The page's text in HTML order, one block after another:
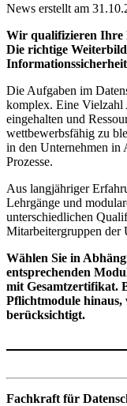
News erstellt am
Wir qualifizieren Ihre
Die richtige
Die Aufgaben im
komplex. Eine Vielzahl
eingehalten und
wettbewerbsfähig zu
in den Unternehmen in
Prozesse.
Aus langjähriger
Lehrgänge und
unterschiedlichen
Mitarbeitergruppen der
Wählen Sie in
entsprechenden
mit Gesamtzertifikat.
Pflichtmodule
berücksichtigt.
Fachkraft für